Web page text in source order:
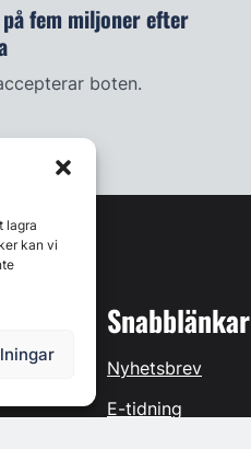
lagra
kan vi
på fem miljoner efter
boten.
Snabblänkar
Nyhetsbrev
E-tidning